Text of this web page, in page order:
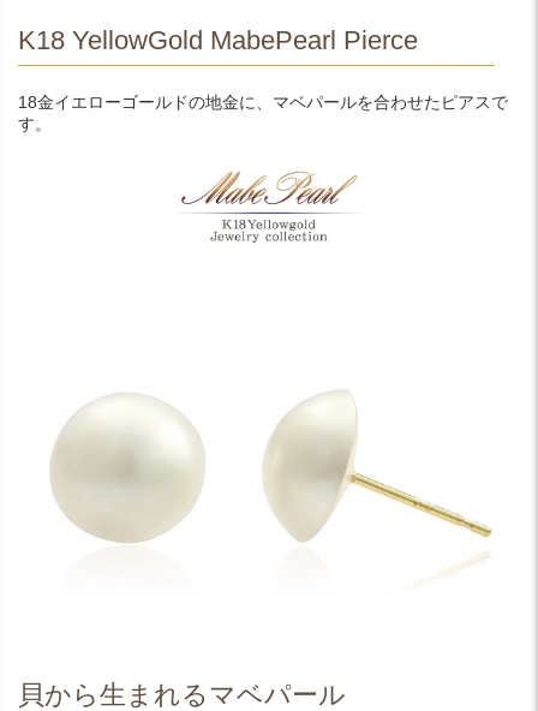
K18 YellowGold MabePearl Pierce
18金イエローゴールドの地金に、マベパールを合わせたピアスで
す。
貝から生まれるマベパール